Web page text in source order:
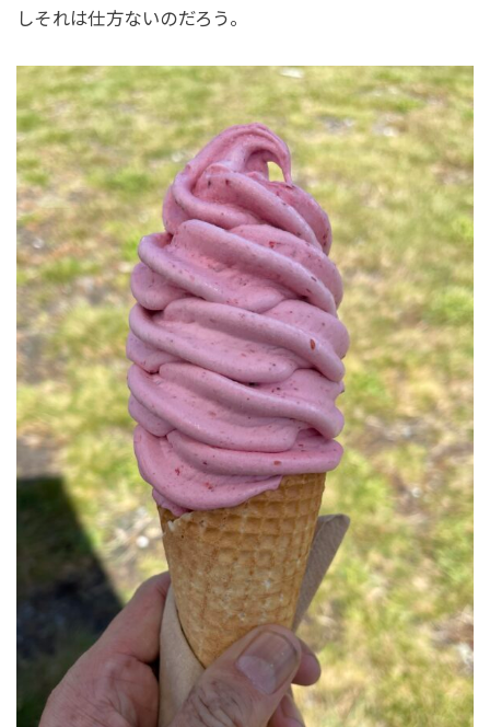
しそれは仕方ないのだろう。